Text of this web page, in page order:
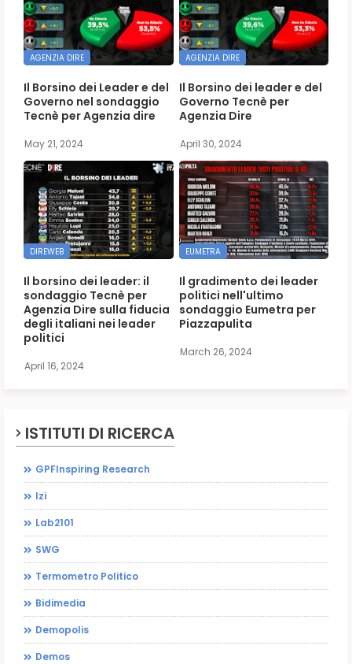
AGENZIA DIRE
Il Borsino dei Leader e del
Governo nel sondaggio
Tecnè per Agenzia dire
May 21, 2024
AGENZIA DIRE
Il Borsino dei leader e del
Governo Tecnè per
Agenzia Dire
April 30, 2024
DIREWEB
Il borsino dei leader: il
sondaggio Tecnè per
Agenzia Dire sulla fiducia
degli italiani nei leader
politici
April 16, 2024
EUMETRA
Il gradimento dei leader
politici nell'ultimo
sondaggio Eumetra per
Piazzapulita
March 26, 2024
ISTITUTI DI RICERCA
GPFInspiring Research
Izi
Lab2101
SWG
Termometro Politico
Bidimedia
Demopolis
Demos